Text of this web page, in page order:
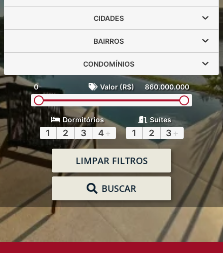
CIDADES
BAIRROS
CONDOMÍNIOS
0 Valor (R$) 860.000.000
Dormitórios
1 2 3 4 +
Suítes
1 2 3 +
LIMPAR FILTROS
BUSCAR